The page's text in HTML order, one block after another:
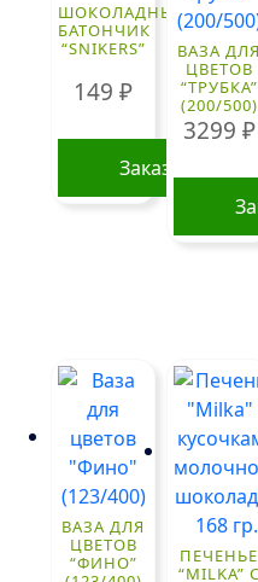
ШОКОЛАДНЫЙ
БАТОНЧИК
“SNIKERS”
149₽
Заказать
ВАЗА ДЛЯ
ЦВЕТОВ
“ТРУБКА”
(200/500)
3299 ₽
ВАЗА ДЛЯ
ЦВЕТОВ
“ФИНО”
ПЕЧЕНЬЕ
“MILKA” С